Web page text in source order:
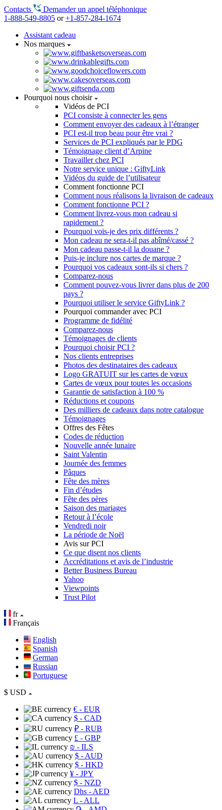
Contacts
Demander un appel téléphonique
1-888-549-8805 or+1-857-284-1674
Assistant cadeau
Nos marques
Pourquoi nous choisir
Vidéos de PCI
PCI consiste à connecter les gens
Comment envoyer des cadeaux à l’étranger
PCI est-il trop beau pour être vrai ?
Services de PCI expliqués par le PDG
Témoignage client d’Arpine
Travailler chez PCI
Notre service unique : GiftyLink
Vidéos du guide de l’utilisateur
Comment fonctionne PCI
Comment nous réalisons la livraison de cadeaux
Comment fonctionne PCI ?
Comment livrez-vous mon cadeau si
rapidement ?
Pourquoi vois-je des prix différents ?
Mon cadeau ne sera-t-il pas abîmé/cassé ?
Mon cadeau passe-t-il la douane ?
Puis-je inclure nos cartes de marque ?
Pourquoi vos cadeaux sont-ils si chers ?
Comparez-nous
Comment pouvez-vous livrer dans plus de 200
pays ?
Pourquoi utiliser le service GiftyLink ?
Pourquoi commander avec PCI
Programme de fidélité
Comparez-nous
Témoignages de clients
Pourquoi choisir PCI ?
Nos clients entreprises
Photos des destinataires des cadeaux
Logo GRATUIT sur les cartes de vœux
Cartes de vœux pour toutes les occasions
Garantie de satisfaction à 100 %
Réductions et coupons
Des milliers de cadeaux dans notre catalogue
Témoignages
Offres des Fêtes
Codes de réduction
Nouvelle année lunaire
Saint Valentin
Journée des femmes
Pâques
Fête des mères
Fin d’études
Fête des pères
Saison des mariages
Retour à l’école
Vendredi noir
La période de Noël
Avis sur PCI
Ce que disent nos clients
Accréditations et avis de l’industrie
Better Business Bureau
Yahoo
Viewpoints
Trust Pilot
fr
Français
English
Spanish
German
Russian
Portuguese
$ USD
€ - EUR
$ - CAD
₽ - RUB
£ - GBP
₪ - ILS
$ - AUD
$ - HKD
¥ - JPY
$ - NZD
Dhs - AED
L - ALL